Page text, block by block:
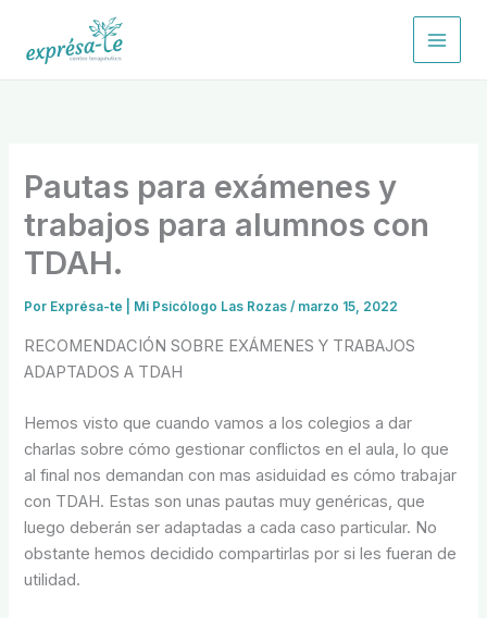
contenido
Pautas para exámenes y
trabajos para alumnos con
TDAH.
Por Exprésa-te | Mi Psicólogo Las Rozas/ marzo 15, 2022
RECOMENDACIÓN SOBRE EXÁMENES Y TRABAJOS
ADAPTADOS A TDAH
Hemos visto que cuando vamos a los colegios a dar
charlas sobre cómo gestionar conflictos en el aula, lo que
al final nos demandan con mas asiduidad es cómo trabajar
con TDAH. Estas son unas pautas muy genéricas, que
luego deberán ser adaptadas a cada caso particular. No
obstante hemos decidido compartirlas por si les fueran de
utilidad.